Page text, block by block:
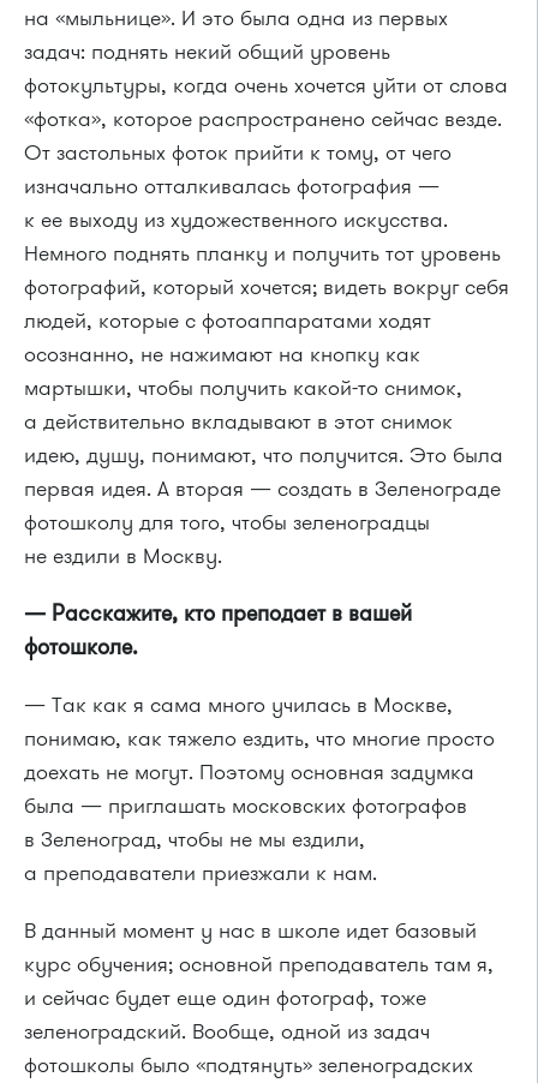
на «мыльнице». И это была одна из первых
задач: поднять некий общий уровень
фотокультуры, когда очень хочется уйти от слова
«фотка», которое распространено сейчас везде.
От застольных фоток прийти к тому, от чего
изначально отталкивалась фотография —
к ее выходу из художественного искусства.
Немного поднять планку и получить тот уровень
фотографий, который хочется; видеть вокруг себя
людей, которые с фотоаппаратами ходят
осознанно, не нажимают на кнопку как
мартышки, чтобы получить какой-то снимок,
а действительно вкладывают в этот снимок
идею, душу, понимают, что получится. Это была
первая идея. А вторая — создать в Зеленограде
фотошколу для того, чтобы зеленоградцы
не ездили в Москву.
— Расскажите, кто преподает в вашей
фотошколе.
— Так как я сама много училась в Москве,
понимаю, как тяжело ездить, что многие просто
доехать не могут. Поэтому основная задумка
была — приглашать московских фотографов
в Зеленоград, чтобы не мы ездили,
а преподаватели приезжали к нам.
В данный момент у нас в школе идет базовый
курс обучения; основной преподаватель там я,
и сейчас будет еще один фотограф, тоже
зеленоградский. Вообще, одной из задач
фотошколы было «подтянуть» зеленоградских